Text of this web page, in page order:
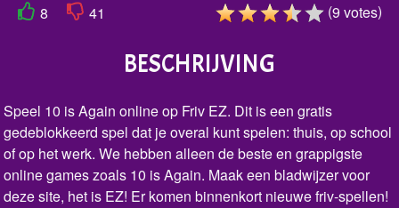
8 41 (9 votes)
BESCHRIJVING
Speel 10 is Again online op Friv EZ. Dit is een gratis
gedeblokkeerd spel dat je overal kunt spelen: thuis, op school
of op het werk. We hebben alleen de beste en grappigste
online games zoals 10 is Again. Maak een bladwijzer voor
deze site, het is EZ! Er komen binnenkort nieuwe friv-spellen!